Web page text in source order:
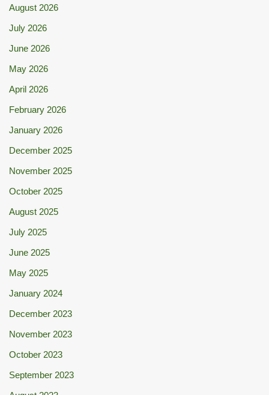
August 2026
July 2026
June 2026
May 2026
April 2026
February 2026
January 2026
December 2025
November 2025
October 2025
August 2025
July 2025
June 2025
May 2025
January 2024
December 2023
November 2023
October 2023
September 2023